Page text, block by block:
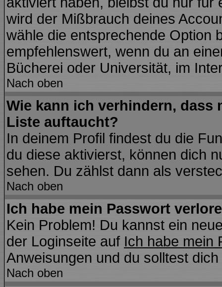
wird der Mißbrauch deines
wähle die entsprechende Option
empfehlenswert, wenn du an
Bücherei oder Universität, im
Nach oben
Wie kann ich verhindern, dass
Liste auftaucht?
In deinem Profil findest du die
du diese aktivierst, können dich
sehen. Du zählst dann als
Nach oben
Ich habe mein Passwort
Kein Problem! Du kannst ein
der Loginseite auf Ich habe mein
Anweisungen und du solltest
Nach oben